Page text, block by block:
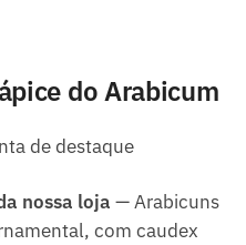
do Arabicum
de destaque
nossa loja — Arabicuns
com caudex